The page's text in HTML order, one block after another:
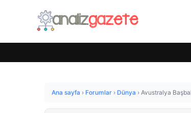
Ana sayfa › Forumlar › Dünya › Avustralya